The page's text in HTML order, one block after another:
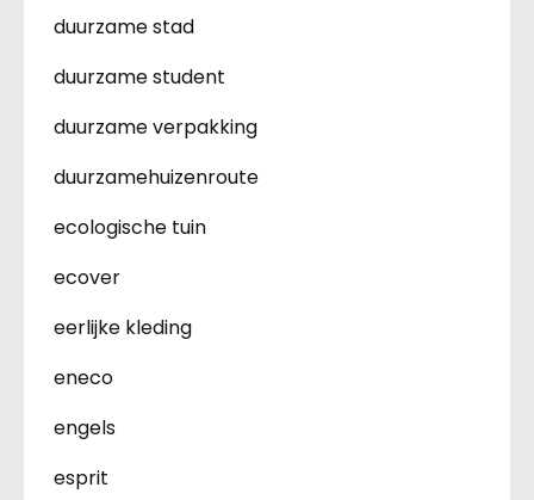
duurzame stad
duurzame student
duurzame verpakking
duurzamehuizenroute
ecologische tuin
ecover
eerlijke kleding
eneco
engels
esprit